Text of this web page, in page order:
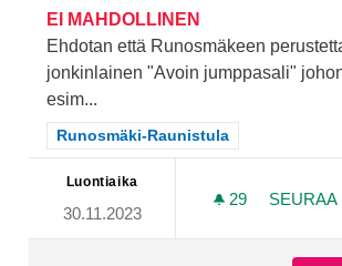
EI MAHDOLLINEN
Ehdotan että Runosmäkeen
jonkinlainen "Avoin jumppasali"
esim...
Rajaa tulokset teeman mukaan:
Runosmäki-Raunistula
Luontiaika
30.11.2023
29 29
SEURAA